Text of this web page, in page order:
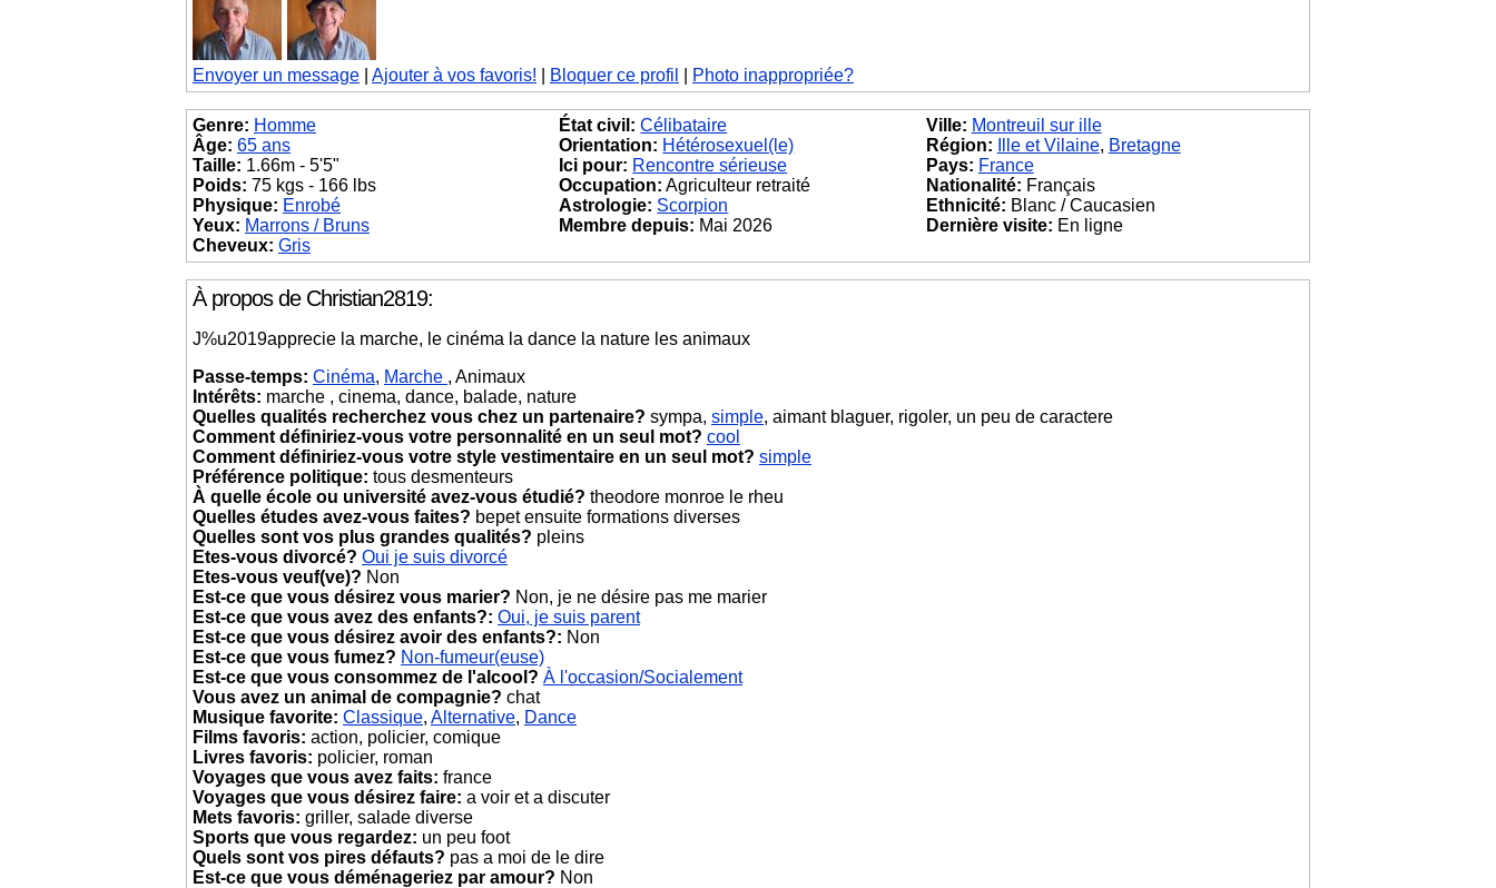
Envoyer un message Ajouter à vos favoris! Bloquer ce profil Photo inappropriée?
Genre: Homme
Âge: 65 ans
Taille: 1.66m - 5'5"
Poids: 75 kgs - 166 lbs
Physique: Enrobé
Yeux: Marrons / Bruns
Cheveux: Gris
État civil: Célibataire
Orientation: Hétérosexuel(le)
Ici pour: Rencontre sérieuse
Occupation: Agriculteur retraité
Astrologie: Scorpion
Membre depuis: Mai 2026
Ville: Montreuil sur ille
Région:
Ille et Vilaine, Bretagne
Pays: France
Nationalité: Français
Ethnicité: Blanc / Caucasien
Dernière visite: En ligne
À propos de Christian2819:
J%u2019apprecie la marche, le cinéma la dance la nature les animaux
Passe-temps: Cinéma, Marche , Animaux
Intérêts: marche , cinema, dance, balade, nature
Quelles qualités recherchez vous chez un partenaire? sympa, simple, aimant blaguer, rigoler, un peu de caractere
Comment définiriez-vous votre personnalité en un seul mot? cool
Comment définiriez-vous votre style vestimentaire en un seul mot? simple
Préférence politique: tous desmenteurs
À quelle école ou université avez-vous étudié? theodore monroe le rheu
Quelles études avez-vous faites? bepet ensuite formations diverses
Quelles sont vos plus grandes qualités? pleins
Etes-vous divorcé? Oui je suis divorcé
Etes-vous veuf(ve)? Non
Est-ce que vous désirez vous marier? Non, je ne désire pas me marier
Est-ce que vous avez des enfants?: Oui, je suis parent
Est-ce que vous désirez avoir des enfants?: Non
Est-ce que vous fumez? Non-fumeur(euse)
Est-ce que vous consommez de l'alcool? À l'occasion/Socialement
Vous avez un animal de compagnie? chat
Musique favorite: Classique, Alternative, Dance
Films favoris: action, policier, comique
Livres favoris: policier, roman
Voyages que vous avez faits: france
Voyages que vous désirez faire: a voir et a discuter
Mets favoris: griller, salade diverse
Sports que vous regardez: un peu foot
Quels sont vos pires défauts? pas a moi de le dire
Est-ce que vous déménageriez par amour? Non